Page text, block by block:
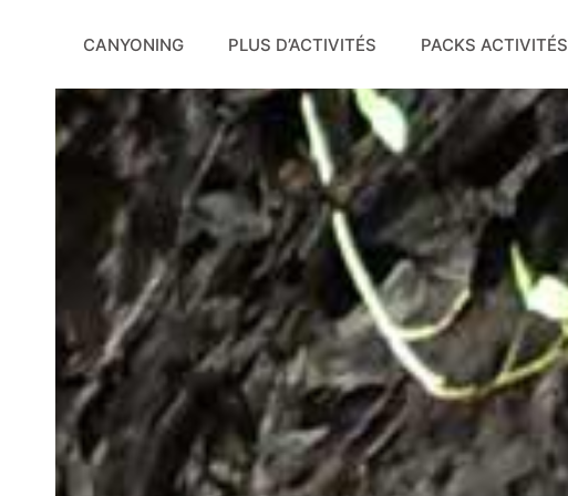
CANYONING PLUS D’ACTIVITÉS PACKS ACTIVITÉS